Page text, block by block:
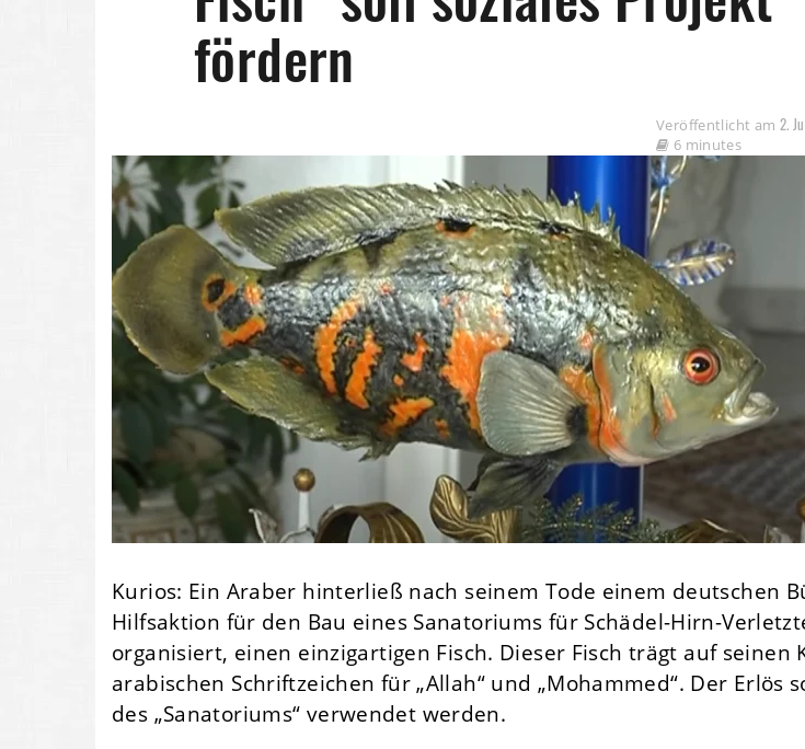
fördern
Veröffentlicht am 2.
6 minutes
Kurios: Ein Araber hinterließ nach seinem Tode einem deutschen
Hilfsaktion für den Bau eines Sanatoriums für Schädel-Hirn-
organisiert, einen einzigartigen Fisch. Dieser Fisch trägt auf seinen
arabischen Schriftzeichen für „Allah“ und „Mohammed“. Der Erlös
des „Sanatoriums“ verwendet werden.